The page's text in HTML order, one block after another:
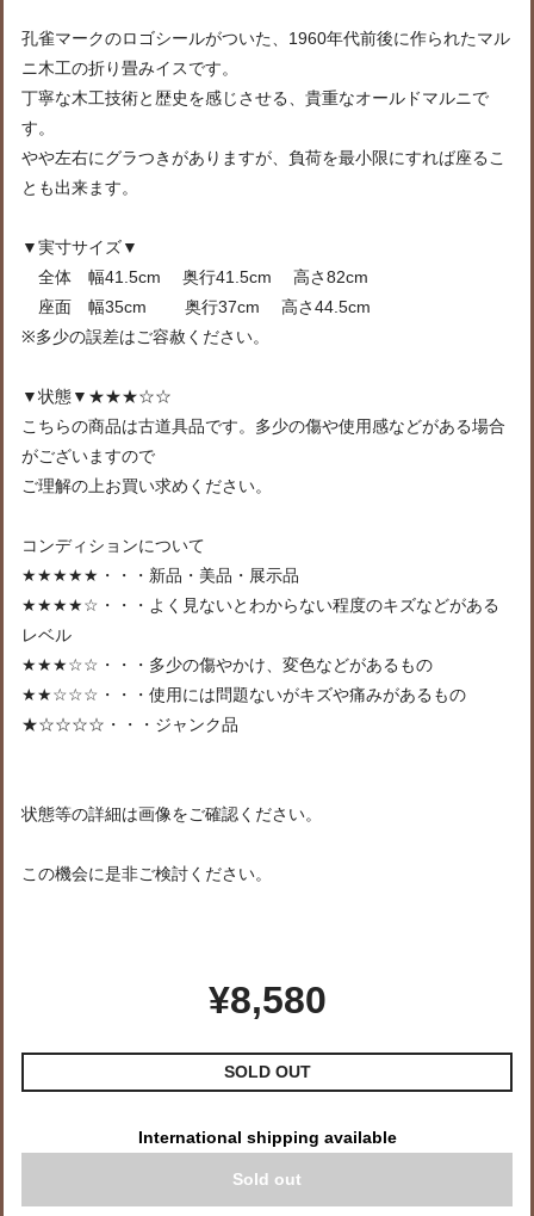
孔雀マークのロゴシールがついた、1960年代前後に作られたマル
ニ木工の折り畳みイスです。
丁寧な木工技術と歴史を感じさせる、貴重なオールドマルニで
す。
やや左右にグラつきがありますが、負荷を最小限にすれば座るこ
とも出来ます。
▼実寸サイズ▼
全体 幅41.5cm 奥行41.5cm 高さ82cm
座面 幅35cm 奥行37cm 高さ44.5cm
※多少の誤差はご容赦ください。
▼状態▼★★★☆☆
こちらの商品は古道具品です。多少の傷や使用感などがある場合
がございますので
ご理解の上お買い求めください。
コンディションについて
★★★★★・・・新品・美品・展示品
★★★★☆・・・よく見ないとわからない程度のキズなどがある
レベル
★★★☆☆・・・多少の傷やかけ、変色などがあるもの
★★☆☆☆・・・使用には問題ないがキズや痛みがあるもの
★☆☆☆☆・・・ジャンク品
状態等の詳細は画像をご確認ください。
この機会に是非ご検討ください。
¥8,580
SOLD OUT
International shipping available
Sold out